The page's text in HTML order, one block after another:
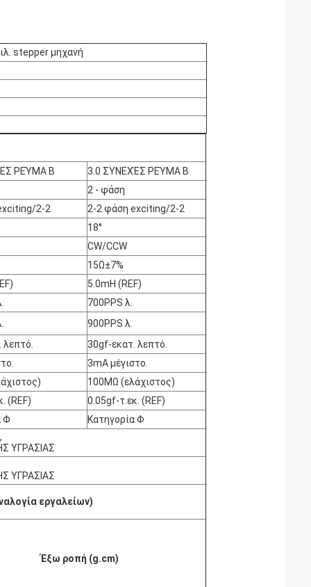
stepper μηχανή
ΡΕΎΜΑ Β
3.0 ΣΥΝΕΧΈΣ ΡΕΎΜΑ Β
2 - φάση
2-2
2-2 φάση exciting/2-2
18°
CW/CCW
15Ω±7%
5.0mH (REF)
700PPS λ.
900PPS λ.
30gf-εκατ. λεπτό.
3mA μέγιστο.
100MΩ (ελάχιστος)
(REF)
0.05gf-τ.εκ. (REF)
Φ Κατηγορία Φ
ΥΓΡΑΣΙΑΣ
ΥΓΡΑΣΙΑΣ
εργαλείων)
Έξω ροπή (g.cm)